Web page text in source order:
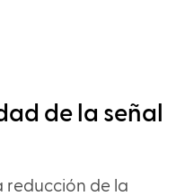
de la señal
reducción de la